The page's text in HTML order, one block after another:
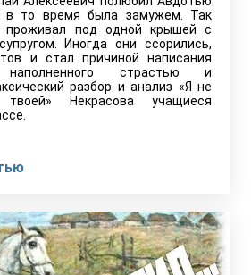
в то время была замужем. Так
проживал под одной крышей с
Иногда они ссорились,
и стал причиной написания
наполненного страстью и
разбор и анализ «Я не
Некрасова учащиеся